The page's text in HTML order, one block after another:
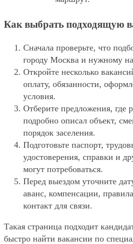
Как выбрать подходящую
Сначала проверьте, что
городу Москва и нужному
Откройте несколько
оплату, обязанности,
условия.
Отберите предложения, где
подробно описал объект,
порядок заселения.
Подготовьте паспорт,
удостоверения, справки и
могут потребоваться.
Перед выездом уточните
аванс, компенсации,
контакт для связи.
Такая страница подходит
быстро найти вакансии по